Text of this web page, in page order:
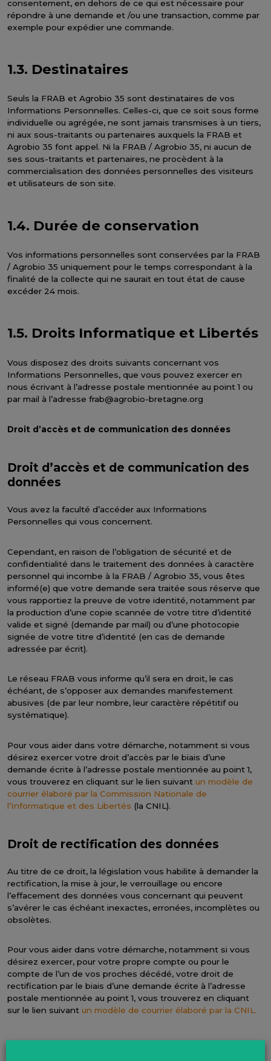
consentement, en dehors de ce qui est nécessaire pour
répondre à une demande et /ou une transaction, comme par
exemple pour expédier une commande.
1.3. Destinataires
Seuls la FRAB et Agrobio 35 sont destinataires de vos
Informations Personnelles. Celles-ci, que ce soit sous forme
individuelle ou agrégée, ne sont jamais transmises à un tiers,
ni aux sous-traitants ou partenaires auxquels la FRAB et
Agrobio 35 font appel. Ni la FRAB / Agrobio 35, ni aucun de
ses sous-traitants et partenaires, ne procèdent à la
commercialisation des données personnelles des visiteurs
et utilisateurs de son site.
1.4. Durée de conservation
Vos informations personnelles sont conservées par la FRAB
/ Agrobio 35 uniquement pour le temps correspondant à la
finalité de la collecte qui ne saurait en tout état de cause
excéder 24 mois.
1.5. Droits Informatique et Libertés
Vous disposez des droits suivants concernant vos
Informations Personnelles, que vous pouvez exercer en
nous écrivant à l’adresse postale mentionnée au point 1 ou
par mail à l’adresse frab@agrobio-bretagne.org
Droit d’accès et de communication des données
Droit d’accès et de communication des
données
Vous avez la faculté d’accéder aux Informations
Personnelles qui vous concernent.
Cependant, en raison de l’obligation de sécurité et de
confidentialité dans le traitement des données à caractère
personnel qui incombe à la FRAB / Agrobio 35, vous êtes
informé(e) que votre demande sera traitée sous réserve que
vous rapportiez la preuve de votre identité, notamment par
la production d’une copie scannée de votre titre d’identité
valide et signé (demande par mail) ou d’une photocopie
signée de votre titre d’identité (en cas de demande
adressée par écrit).
Le réseau FRAB vous informe qu’il sera en droit, le cas
échéant, de s’opposer aux demandes manifestement
abusives (de par leur nombre, leur caractère répétitif ou
systématique).
Pour vous aider dans votre démarche, notamment si vous
désirez exercer votre droit d’accès par le biais d’une
demande écrite à l’adresse postale mentionnée au point 1,
vous trouverez en cliquant sur le lien suivant un modèle de
courrier élaboré par la Commission Nationale de
l’Informatique et des Libertés (la CNIL).
Droit de rectification des données
Au titre de ce droit, la législation vous habilite à demander la
rectification, la mise à jour, le verrouillage ou encore
l’effacement des données vous concernant qui peuvent
s’avérer le cas échéant inexactes, erronées, incomplètes ou
obsolètes.
Pour vous aider dans votre démarche, notamment si vous
désirez exercer, pour votre propre compte ou pour le
compte de l’un de vos proches décédé, votre droit de
rectification par le biais d’une demande écrite à l’adresse
postale mentionnée au point 1, vous trouverez en cliquant
sur le lien suivant un modèle de courrier élaboré par la CNIL.